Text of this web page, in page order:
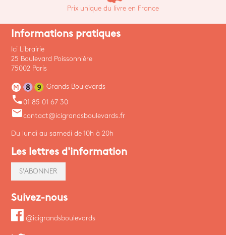
Prix unique du livre en France
Informations pratiques
Ici Librairie
25 Boulevard Poissonnière
75002 Paris
Grands Boulevards
phone 01 85 01 67 30
emailcontact@icigrandsboulevards.fr
Du lundi au samedi de 10h à 20h
Les lettres d'information
S'ABONNER
Suivez-nous
@icigrandsboulevards